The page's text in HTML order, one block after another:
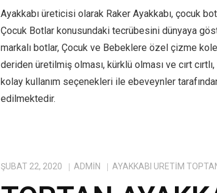
Ayakkabı üreticisi olarak Raker Ayakkabı, çocuk
Çocuk Botlar konusundaki tecrübesini dünyaya
markalı botlar, Çocuk ve Bebeklere özel çizme
deriden üretilmiş olması, kürklü olması ve cırt
kolay kullanım seçenekleri ile ebeveynler
edilmektedir.
ŞUBAT 22, 2020 ADMIN AYAKKABI ÜRETIM